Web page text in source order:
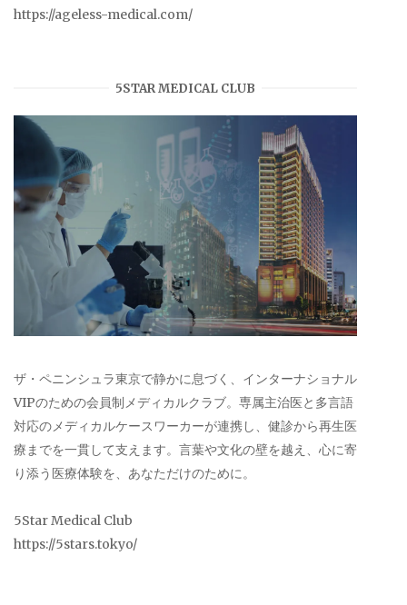
https://ageless-medical.com/
5STAR MEDICAL CLUB
ザ・ペニンシュラ東京で静かに息づく、インターナショナル
VIPのための会員制メディカルクラブ。専属主治医と多言語
対応のメディカルケースワーカーが連携し、健診から再生医
療までを一貫して支えます。言葉や文化の壁を越え、心に寄
り添う医療体験を、あなただけのために。
5Star Medical Club
https://5stars.tokyo/